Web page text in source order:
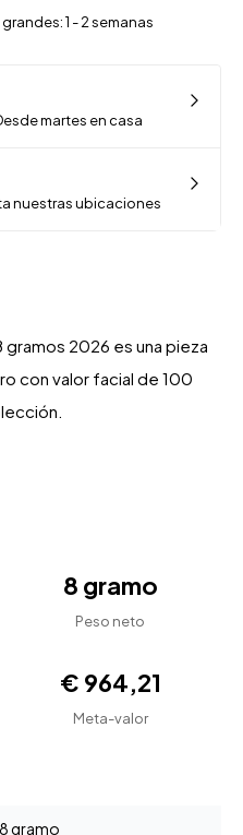
1 - 2 semanas
martes en casa
nuestras ubicaciones
gramos 2026 es una pieza
con valor facial de 100
8 gramo
Peso neto
€ 964,21
Meta-valor
8 gramo